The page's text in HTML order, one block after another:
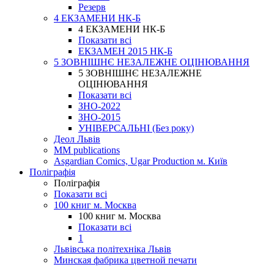
Резерв
4 ЕКЗАМЕНИ НК-Б
4 ЕКЗАМЕНИ НК-Б
Показати всі
ЕКЗАМЕН 2015 НК-Б
5 ЗОВНІШНЄ НЕЗАЛЕЖНЕ ОЦІНЮВАННЯ
5 ЗОВНІШНЄ НЕЗАЛЕЖНЕ
ОЦІНЮВАННЯ
Показати всі
ЗНО-2022
ЗНО-2015
УНІВЕРСАЛЬНІ (Без року)
Деол Львів
MM publications
Asgardian Comics, Ugar Production м. Київ
Поліграфія
Поліграфія
Показати всі
100 книг м. Москва
100 книг м. Москва
Показати всі
1
Львівська політехніка Львів
Минская фабрика цветной печати